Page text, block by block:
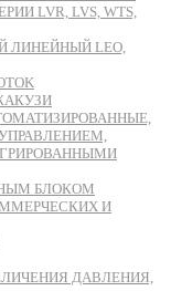
LVR, LVS, WTS,
ЛИНЕЙНЫЙ LEO,
БЛОКОМ
И
ДАВЛЕНИЯ,